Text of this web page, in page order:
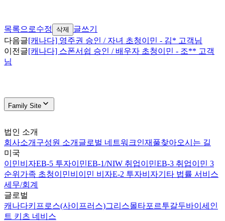
목록으로수정 삭제
글쓰기
다음글[캐나다] 영주권 승인 / 자녀 초청이민 - 김* 고객님
이전글[캐나다] 스폰서쉽 승인 / 배우자 초청이민 - 조** 고객
님
Family Site
법인 소개
회사소개 구성원 소개 글로벌 네트워크인재풀찾아오시는 길
미국
이민비자EB-5 투자이민EB-1/NIW 취업이민EB-3 취업이민 3
순위 가족 초청이민비이민 비자E-2 투자비자기타 법률 서비스
세무/회계
글로벌
캐나다키프로스(사이프러스)그리스몰타포르투갈두바이 세인
트 키츠 네비스